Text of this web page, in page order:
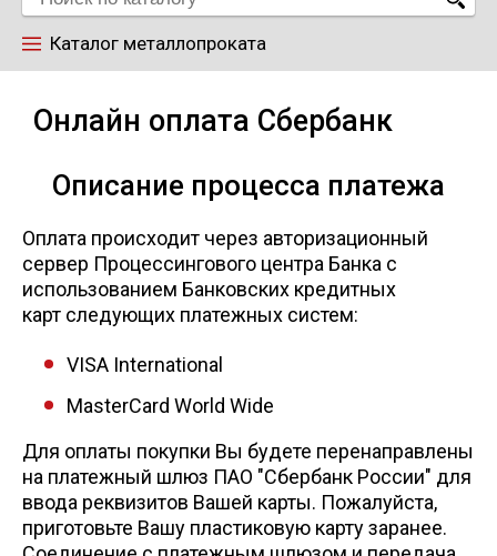
Каталог металлопроката
Арматура
Лист
Уголок
Балка
Квадрат
Онлайн оплата Сбербанк
Описание процесса платежа
Оплата происходит через авторизационный
сервер Процессингового центра Банка с
использованием Банковских кредитных
карт следующих платежных систем:
VISA International
MasterCard World Wide
Для оплаты покупки Вы будете перенаправлены
на платежный шлюз ПАО "Сбербанк России" для
ввода реквизитов Вашей карты. Пожалуйста,
приготовьте Вашу пластиковую карту заранее.